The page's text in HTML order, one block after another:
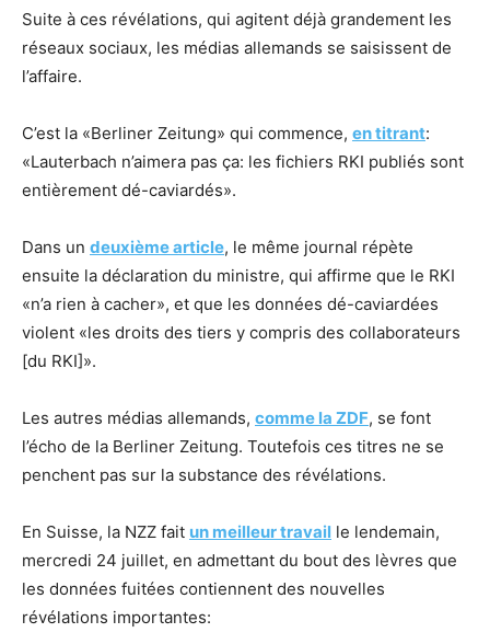
Suite à ces révélations, qui agitent déjà grandement les
réseaux sociaux, les médias allemands se saisissent de
l’affaire.
C’est la «Berliner Zeitung» qui commence, en titrant:
«Lauterbach n’aimera pas ça: les fichiers RKI publiés sont
entièrement dé-caviardés».
Dans un deuxième article, le même journal répète
ensuite la déclaration du ministre, qui affirme que le RKI
«n’a rien à cacher», et que les données dé-caviardées
violent «les droits des tiers y compris des collaborateurs
[du RKI]».
Les autres médias allemands, comme la ZDF, se font
l’écho de la Berliner Zeitung. Toutefois ces titres ne se
penchent pas sur la substance des révélations.
En Suisse, la NZZ fait un meilleur travail le lendemain,
mercredi 24 juillet, en admettant du bout des lèvres que
les données fuitées contiennent des nouvelles
révélations importantes: